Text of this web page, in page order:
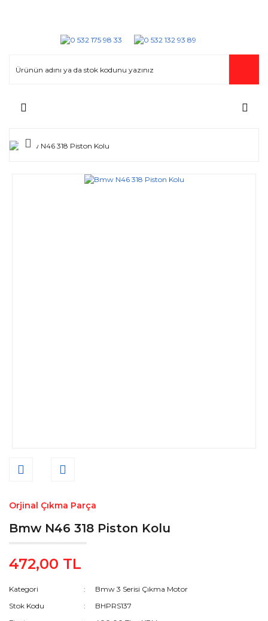
Orjinal Çıkma Parça
Bmw N46 318 Piston Kolu
472,00 TL
Kategori
Bmw 3 Serisi Çıkma Motor
Stok Kodu
BHPRS137